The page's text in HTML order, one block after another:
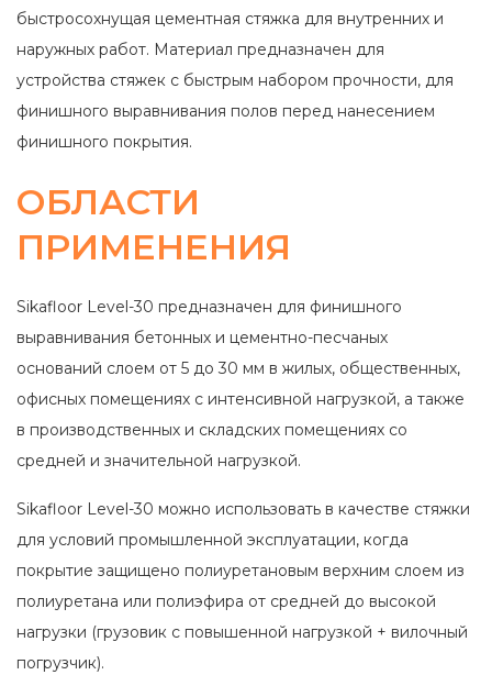
быстросохнущая цементная стяжка для внутренних и
наружных работ. Материал предназначен для
устройства стяжек с быстрым набором прочности, для
финишного выравнивания полов перед нанесением
финишного покрытия.
ОБЛАСТИ
ПРИМЕНЕНИЯ
Sikafloor Level-30 предназначен для финишного
выравнивания бетонных и цементно-песчаных
оснований слоем от 5 до 30 мм в жилых, общественных,
офисных помещениях с интенсивной нагрузкой, а также
в производственных и складских помещениях со
средней и значительной нагрузкой.
Sikafloor Level-30 можно использовать в качестве стяжки
для условий промышленной эксплуатации, когда
покрытие защищено полиуретановым верхним слоем из
полиуретана или полиэфира от средней до высокой
нагрузки (грузовик с повышенной нагрузкой + вилочный
погрузчик).